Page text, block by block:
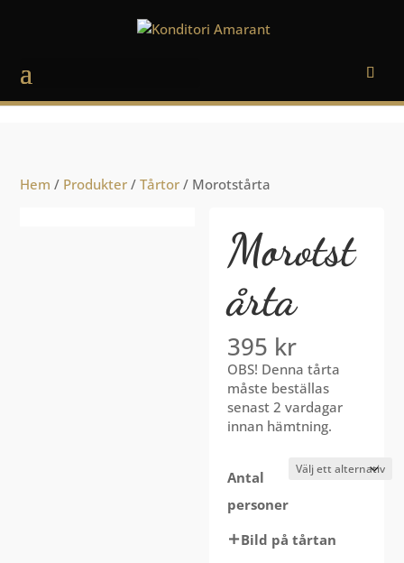
Välj en sida
Hem / Produkter /Tårtor / Morotstårta
Morotst
årta
395 kr
OBS! Denna tårta
måste beställas
senast 2 vardagar
innan hämtning.
Antal
personer
Bild på tårtan